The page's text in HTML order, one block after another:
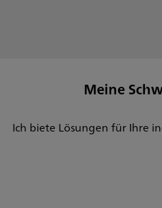
Meine
Ich biete Lösungen für Ihre